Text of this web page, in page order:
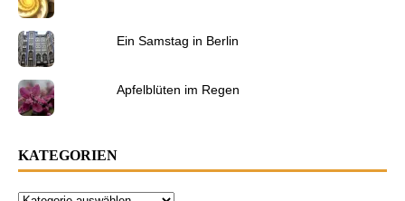
Ein Samstag in Berlin
Apfelblüten im Regen
KATEGORIEN